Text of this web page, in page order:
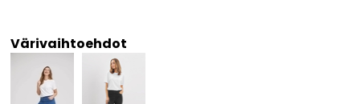
Värivaihtoehdot